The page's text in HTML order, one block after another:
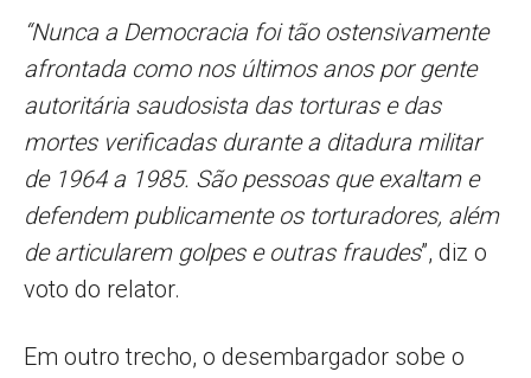
“Nunca a Democracia foi tão ostensivamente
afrontada como nos últimos anos por gente
autoritária saudosista das torturas e das
mortes verificadas durante a ditadura militar
de 1964 a 1985. São pessoas que exaltam e
defendem publicamente os torturadores, além
de articularem golpes e outras fraudes”, diz o
voto do relator.
Em outro trecho, o desembargador sobe o